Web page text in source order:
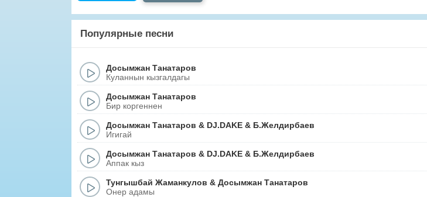
Популярные песни
Досымжан Танатаров
Куланнын кызгалдагы
Досымжан Танатаров
Бир коргеннен
Досымжан Танатаров & DJ.DAKE & Б.Желдирбаев
Игигай
Досымжан Танатаров & DJ.DAKE & Б.Желдирбаев
Аппак кыз
Тунгышбай Жаманкулов & Досымжан Танатаров
Онер адамы